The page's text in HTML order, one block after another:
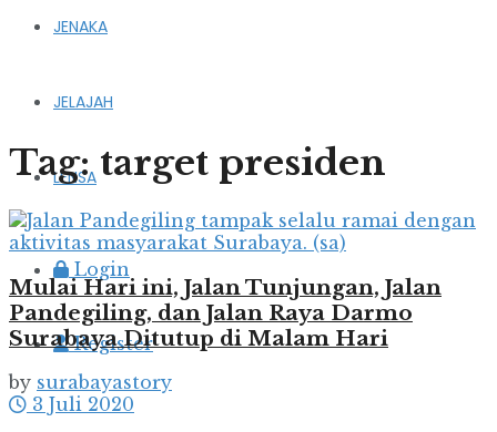
JENAKA
JELAJAH
LENSA
Login
Register
Tag:target presiden
Mulai Hari ini, Jalan Tunjungan, Jalan
Pandegiling, dan Jalan Raya Darmo
Surabaya Ditutup di Malam Hari
by surabayastory
3 Juli 2020